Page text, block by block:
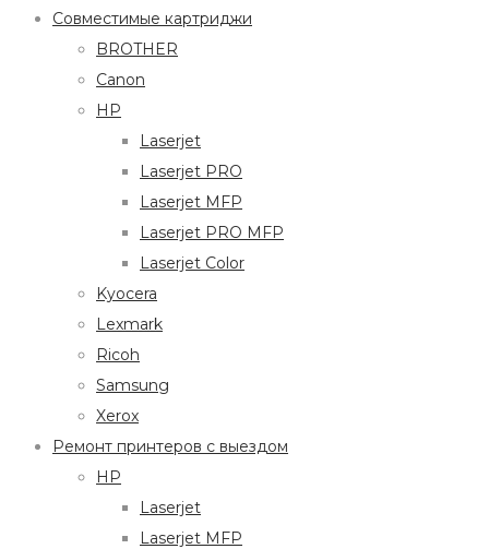
Совместимые картриджи
BROTHER
Canon
HP
Laserjet
Laserjet PRO
Laserjet MFP
Laserjet PRO MFP
Laserjet Color
Kyocera
Lexmark
Ricoh
Samsung
Xerox
Ремонт принтеров с выездом
HP
Laserjet
Laserjet MFP